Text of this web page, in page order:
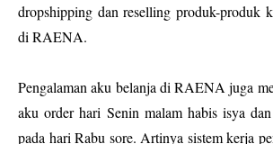
dropshipping dan reselling produk-produk
di RAENA.
Pengalaman aku belanja di RAENA juga
aku order hari Senin malam habis isya
pada hari Rabu sore. Artinya sistem kerja